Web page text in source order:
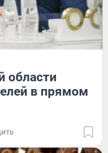
области
в прямом